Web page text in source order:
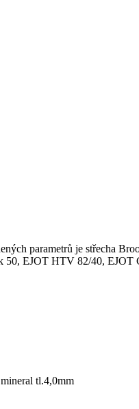
parametrů je střecha
EJOT HTV 82/40, EJOT
tl.4,0mm